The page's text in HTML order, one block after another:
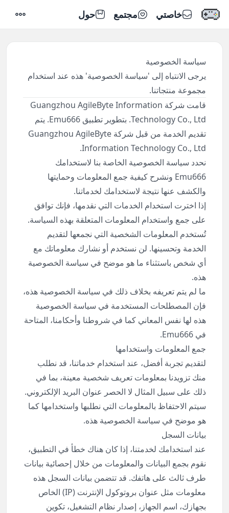
خاصتي مجتمع حول
سياسة الخصوصية
يرجى الانتباه إلى 'سياسة الخصوصية' هذه عند استخدام
مجموعة منتجاتنا.
قامت شركة Guangzhou AgileByte Information
Technology Co., Ltd. بتطوير تطبيق Emu666. يتم
تقديم الخدمة من قبل شركة Guangzhou AgileByte
Information Technology Co., Ltd.
نحدد سياسة الخصوصية الخاصة بنا لاستخدامك
Emu666 ونشرح كيفية جمع المعلومات وحمايتها
والكشف عنها نتيجة لاستخدامك لخدماتنا.
إذا اخترت استخدام الخدمات التي نقدمها، فإنك توافق
على جمع واستخدام المعلومات المتعلقة بهذه السياسة.
تُستخدم المعلومات الشخصية التي نجمعها لتقديم
الخدمة وتحسينها. لن نستخدم أو نشارك معلوماتك مع
أي شخص باستثناء ما هو موضح في سياسة الخصوصية
هذه.
ما لم يتم تعريفه بخلاف ذلك في سياسة الخصوصية هذه،
فإن المصطلحات المستخدمة في سياسة الخصوصية
هذه لها نفس المعاني كما في شروطنا وأحكامنا، المتاحة
في Emu666.
جمع المعلومات واستخدامها
لتقديم تجربة أفضل، عند استخدام خدماتنا، قد نطلب
منك تزويدنا بمعلومات تعريف شخصية معينة، بما في
ذلك على سبيل المثال لا الحصر عنوان البريد الإلكتروني.
سيتم الاحتفاظ بالمعلومات التي نطلبها واستخدامها كما
هو موضح في سياسة الخصوصية هذه.
بيانات السجل
عند استخدامك لخدمتنا، إذا كان هناك خطأ في التطبيق،
نقوم بجمع البيانات والمعلومات من خلال إحصائية بيانات
طرف ثالث على هاتفك. قد تتضمن بيانات السجل هذه
معلومات مثل عنوان بروتوكول الإنترنت (IP) الخاص
بجهازك، اسم الجهاز، إصدار نظام التشغيل، تكوين